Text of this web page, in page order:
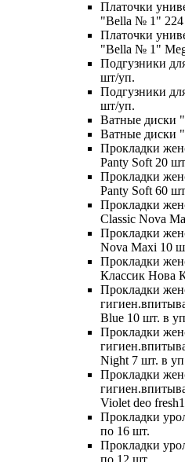
Платочки
"Bella № 1" 224
Платочки
"Bella № 1"
Подгузники
шт/уп.
Подгузники
шт/уп.
Ватные диски
Ватные диски
Прокладки
Panty Soft 20
Прокладки
Panty Soft 60
Прокладки
Classic Nova
Прокладки
Nova Maxi 10
Прокладки
Классик Нова
Прокладки
Blue 10 шт. в
Прокладки
Night 7 шт. в
Прокладки
Violet deo
Прокладки
по 16 шт.
Прокладки
по 12 шт.